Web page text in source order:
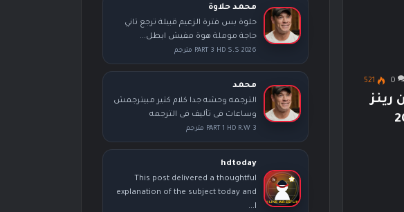
0
521
رينز
2026
محمد حلاوة
حلوة بس فترة الزعيم قبيلة ترجع تاني
حاجة موملة هوة مفيش ابطل...
PART 3 HD S.S 2026 مترجم
محمد
الترجمه وحشه جدا كلام كتير مبيترجمش
وساعات فى تأليف فى الترجمه
PART 1 HD R.W 3 مترجم
hdtoday
This post delivered a thoughtful
explanation of the subject today and
I...